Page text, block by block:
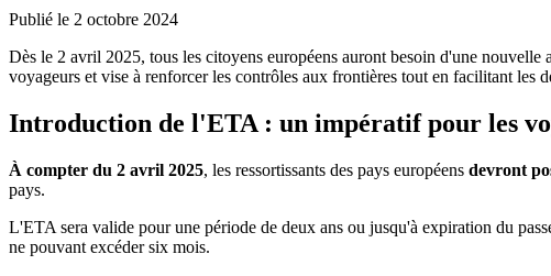
Publié le 2 octobre 2024
Dès le 2 avril 2025, tous les citoyens européens auront besoin d'une
voyageurs et vise à renforcer les contrôles aux frontières tout en facilitant les
Introduction de l'ETA : un impératif pour les
À compter du 2 avril 2025, les ressortissants des pays européens devront
pays.
L'ETA sera valide pour une période de deux ans ou jusqu'à expiration du
ne pouvant excéder six mois.